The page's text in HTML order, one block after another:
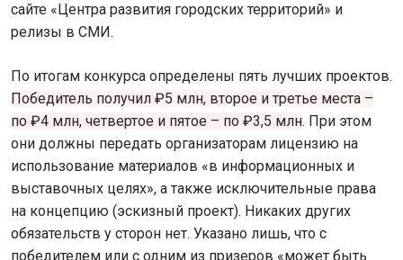
сайте «Центра развития городских территорий» и
релизы в СМИ.
По итогам конкурса определены пять лучших проектов.
Победитель получил ₽5 млн, второе и третье места –
по ₽4 млн, четвертое и пятое – по ₽3,5 млн. При этом
они должны передать организаторам лицензию на
использование материалов «в информационных и
выставочных целях», а также исключительные права
на концепцию (эскизный проект). Никаких других
обязательств у сторон нет. Указано лишь, что с
победителем или с одним из призеров «может быть